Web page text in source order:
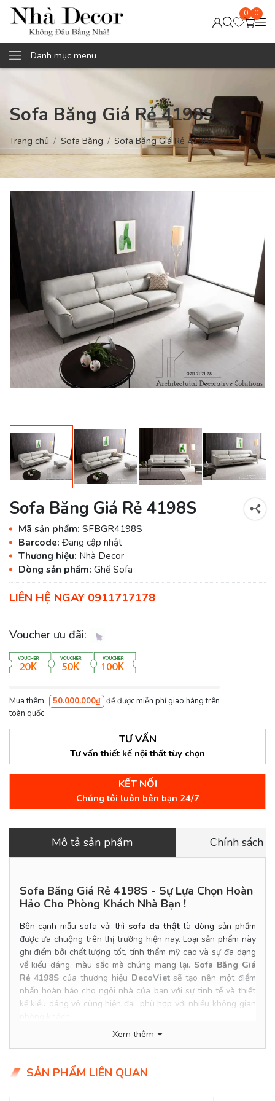
0 0
Danh mục menu
Sofa Băng Giá Rẻ 4198S
Trang chủ Sofa Băng Sofa Băng Giá Rẻ 4198S
Sofa Băng Giá Rẻ 4198S
Mã sản phẩm: SFBGR4198S
Barcode: Đang cập nhật
Thương hiệu: Nhà Decor
Dòng sản phẩm: Ghế Sofa
LIÊN HỆ NGAY 0911717178
Voucher ưu đãi:
Mua thêm 50.000.000₫ để được miễn phí giao hàng trên
toàn quốc
TƯ VẤN
Tư vấn thiết kế nội thất tùy chọn
KẾT NỐI
Chúng tôi luôn bên bạn 24/7
Mô tả sản phẩm Chính sách
Sofa Băng Giá Rẻ 4198S - Sự Lựa Chọn Hoàn
Hảo Cho Phòng Khách Nhà Bạn !
Bên cạnh mẫu sofa vải thì sofa da thật là dòng sản phẩm
được ưa chuộng trên thị trường hiện nay. Loại sản phẩm này
ghi điểm bởi chất lượng tốt, tính thẩm mỹ cao và sự đa dạng
về kiểu dáng, màu sắc mà chúng mang lại. Sofa Băng Giá
Rẻ 4198S của thương hiệu DecoVietsẽ tạo nên một điểm
nhấn hoàn hảo cho ngôi nhà của bạn với sự tinh tế và thiết
kế kiểu dáng vô cùng hiện đại, phù hợp với nhiều không gian
Chất liệu: Bọc Vải
Xem thêm
SẢN PHẨM LIÊN QUAN